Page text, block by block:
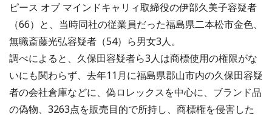
ピース オブ マインドキャリィ取締役の伊部久美子容疑者
（66）と、当時同社の従業員だった福島県二本松市金色、
無職斎藤光弘容疑者（54）ら男女3人。
調べによると、久保田容疑者ら3人は商標使用の権限がな
いにも関わらず、去年11月に福島県郡山市内の久保田容疑
者の会社倉庫などに、偽ロレックスを中心に、ブランド品
の偽物、3263点を販売目的で所持し、商標権を侵害した